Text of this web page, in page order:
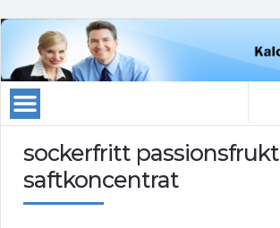
sockerfritt passionsfrukt
saftkoncentrat